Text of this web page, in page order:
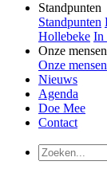
Standpunten
Standpunten
Hollebeke In
Onze mensen
Onze mensen
Nieuws
Agenda
Doe Mee
Contact